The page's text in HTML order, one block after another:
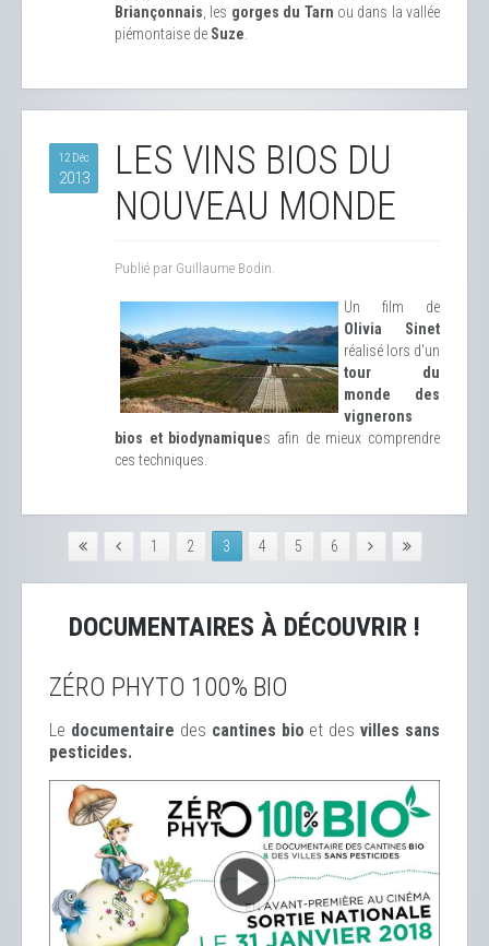
Briançonnais , les gorges du Tarn ou dans la vallée
piémontaise de Suze
12 Déc
2013
LES VINS BIOS DU
NOUVEAU MONDE
Publié par Guillaume Bodin.
Un film de
Olivia Sinet
réalisé lors d'un
tour du
monde des
vignerons
bios et biodynamiques afin de mieux comprendre
ces techniques.
1 2 3 4 5 6
DOCUMENTAIRES À DÉCOUVRIR !
ZÉRO PHYTO 100% BIO
Le documentaire des cantines bio et desvilles sans
pesticides.